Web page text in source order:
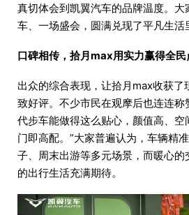
真切体会到凯翼汽车的品牌温度。
车、一场盛会，圆满兑现了平凡生活
口碑相传，拾月max用实力赢得全民
出众的综合表现，让拾月max收获了
致好评。不少市民在观摩后也连连称
代步车能做得这么贴心，颜值高、空
门即高配。”大家普遍认为，车辆精
子、周末出游等多元场景，而暖心
的出行生活充满期待。